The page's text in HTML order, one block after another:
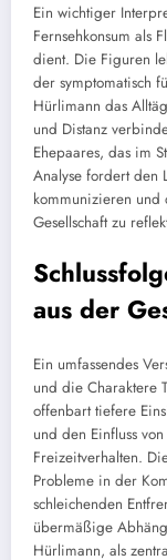
Ein wichtiger
Fernsehkonsum als
dient. Die Figuren
der symptomatisch
Hürlimann das
und Distanz
Ehepaares, das im
Analyse fordert den
kommunizieren und
Gesellschaft zu
aus der
Ein umfassendes
und die Charaktere
offenbart tiefere
und den Einfluss
Freizeitverhalten.
Probleme in der
schleichenden
übermäßige
Hürlimann, als